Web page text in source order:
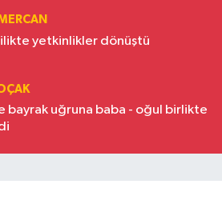
yetkinlikler dönüştü
bayrak uğruna baba - oğul birlikte